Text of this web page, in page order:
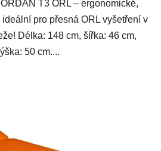
T3 ORL – ergonomické,
pro přesná ORL vyšetření v
Délka: 148 cm, šířka: 46 cm,
50 cm....